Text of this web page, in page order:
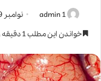
admin 1 نوامبر 19, 2018
خواندن این مطلب 1 دقیقه زمان میبرد